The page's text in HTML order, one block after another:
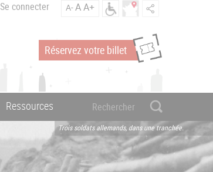
Se connecter A-AA+
Réservez votre billet
Ressources
Trois soldats allemands, dans une tranchée.